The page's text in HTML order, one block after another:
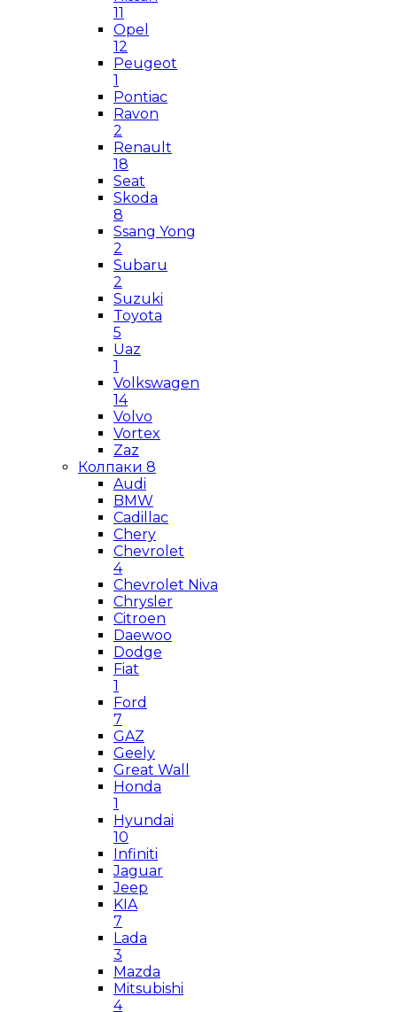
11
Opel
12
Peugeot
1
Pontiac
Ravon
2
Renault
18
Seat
Skoda
8
Ssang Yong
2
Subaru
2
Suzuki
Toyota
5
Uaz
1
Volkswagen
14
Volvo
Vortex
Zaz
Колпаки 8
Audi
BMW
Cadillac
Chery
Chevrolet
4
Chevrolet Niva
Chrysler
Citroen
Daewoo
Dodge
Fiat
1
Ford
7
GAZ
Geely
Great Wall
Honda
1
Hyundai
10
Infiniti
Jaguar
Jeep
KIA
7
Lada
3
Mazda
Mitsubishi
4